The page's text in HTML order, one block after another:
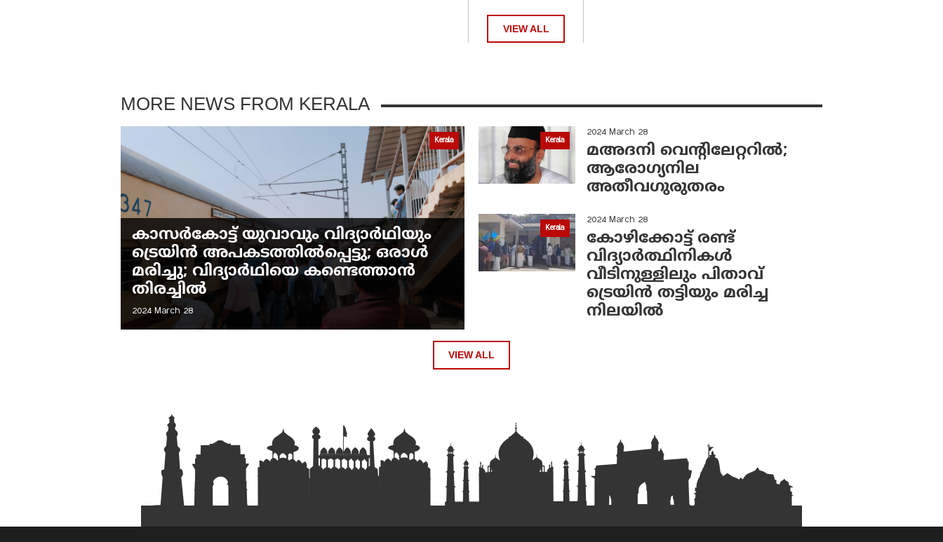
VIEW ALL
MORE NEWS FROM KERALA
Kerala
കാസർകോട്ട് യുവാവും വിദ്യാർഥിയും
ട്രെയിൻ അപകടത്തിൽപ്പെട്ടു; ഒരാൾ
മരിച്ചു; വിദ്യാർഥിയെ കണ്ടെത്താൻ
തിരച്ചിൽ
2024 March 28
Kerala
2024 March 28
മഅദനി വെന്റിലേറ്ററിൽ;
ആരോഗ്യനില
അതീവഗുരുതരം
Kerala
2024 March 28
കോഴിക്കോട്ട് രണ്ട്
വിദ്യാർത്ഥിനികൾ
വീടിനുള്ളിലും പിതാവ്
ട്രെയിൻ തട്ടിയും മരിച്ച
നിലയിൽ
VIEW ALL